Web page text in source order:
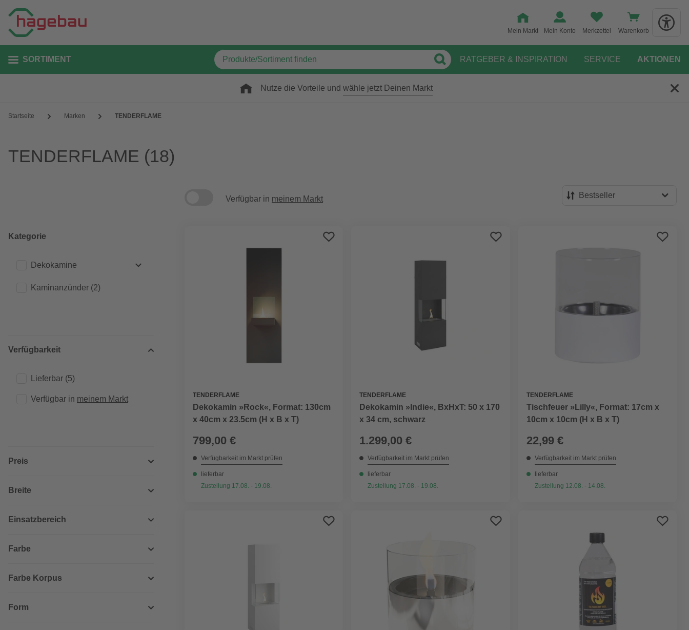
Mein Markt Mein Konto Merkzettel Warenkorb
SORTIMENT RATGEBER & INSPIRATION SERVICE AKTIONEN
Nutze die Vorteile und wähle jetzt Deinen Markt
Startseite Marken TENDERFLAME
TENDERFLAME (18)
Kategorie
Dekokamine
Ethanol Kamine
Kaminanzünder (2)
Verfügbarkeit
Lieferbar (5)
Verfügbar in meinem Markt
Preis
Breite
Einsatzbereich
Farbe
Farbe Korpus
Form
Verfügbar in meinem Markt Bestseller
TENDERFLAME
Dekokamin »Rock«, Format: 130cm
x 40cm x 23.5cm (H x B x T)
799,00 €
Verfügbarkeit im Markt prüfen
lieferbar
Zustellung 17.08. - 19.08.
TENDERFLAME
Dekokamin »Indie«, BxHxT: 50 x 170
x 34 cm, schwarz
1.299,00 €
Verfügbarkeit im Markt prüfen
lieferbar
Zustellung 17.08. - 19.08.
TENDERFLAME
Tischfeuer »Lilly«, Format: 17cm x
10cm x 10cm (H x B x T)
22,99 €
Verfügbarkeit im Markt prüfen
lieferbar
Zustellung 12.08. - 14.08.